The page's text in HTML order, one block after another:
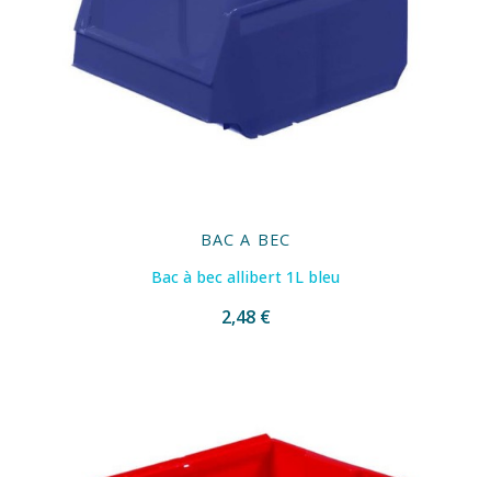
BAC A BEC
Bac à bec allibert 1L bleu
2,48 €